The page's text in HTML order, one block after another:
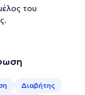
του
Διαβήτης